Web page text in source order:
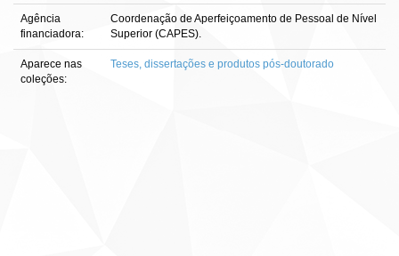
Agência
financiadora:
Coordenação de Aperfeiçoamento de Pessoal de Nível
Superior (CAPES).
Aparece nas
coleções:
Teses, dissertações e produtos pós-doutorado